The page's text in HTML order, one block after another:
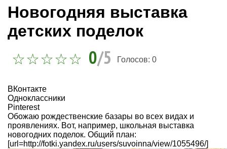
Новогодняя выставка
детских поделок
0/5 Голосов: 0
ВКонтакте
Одноклассники
Pinterest
Обожаю рождественские базары во всех видах и
проявлениях. Вот, например, школьная выставка
новогодних поделок. Общий план:
[url=http://fotki.yandex.ru/users/suvoinna/view/1055496/]